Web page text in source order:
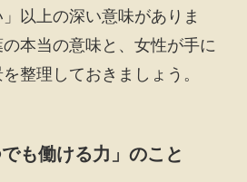
以上の深い意味がありま
本当の意味と、女性が手に
整理しておきましょう。
も働ける力」のこと